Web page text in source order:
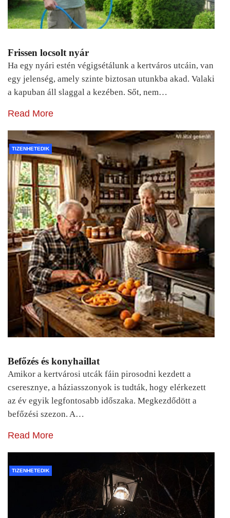
Frissen locsolt nyár
Ha egy nyári estén végigsétálunk a kertváros utcáin, van
egy jelenség, amely szinte biztosan utunkba akad. Valaki
a kapuban áll slaggal a kezében. Sőt, nem…
Read More
TIZENHETEDIK
Befőzés és konyhaillat
Amikor a kertvárosi utcák fáin pirosodni kezdett a
cseresznye, a háziasszonyok is tudták, hogy elérkezett
az év egyik legfontosabb időszaka. Megkezdődött a
befőzési szezon. A…
Read More
TIZENHETEDIK